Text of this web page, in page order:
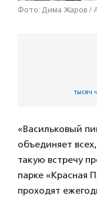
Фото: Дима Жаров /
тысяч
«Васильковый
объединяет
такую встречу
парке «Красная
проходят